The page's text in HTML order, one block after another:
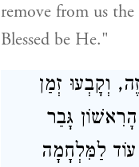
remove from us
Blessed be He."
וְקָבְעוּ זְמַן
גָּבַר
עוֹד לַמִּלְחָמָה